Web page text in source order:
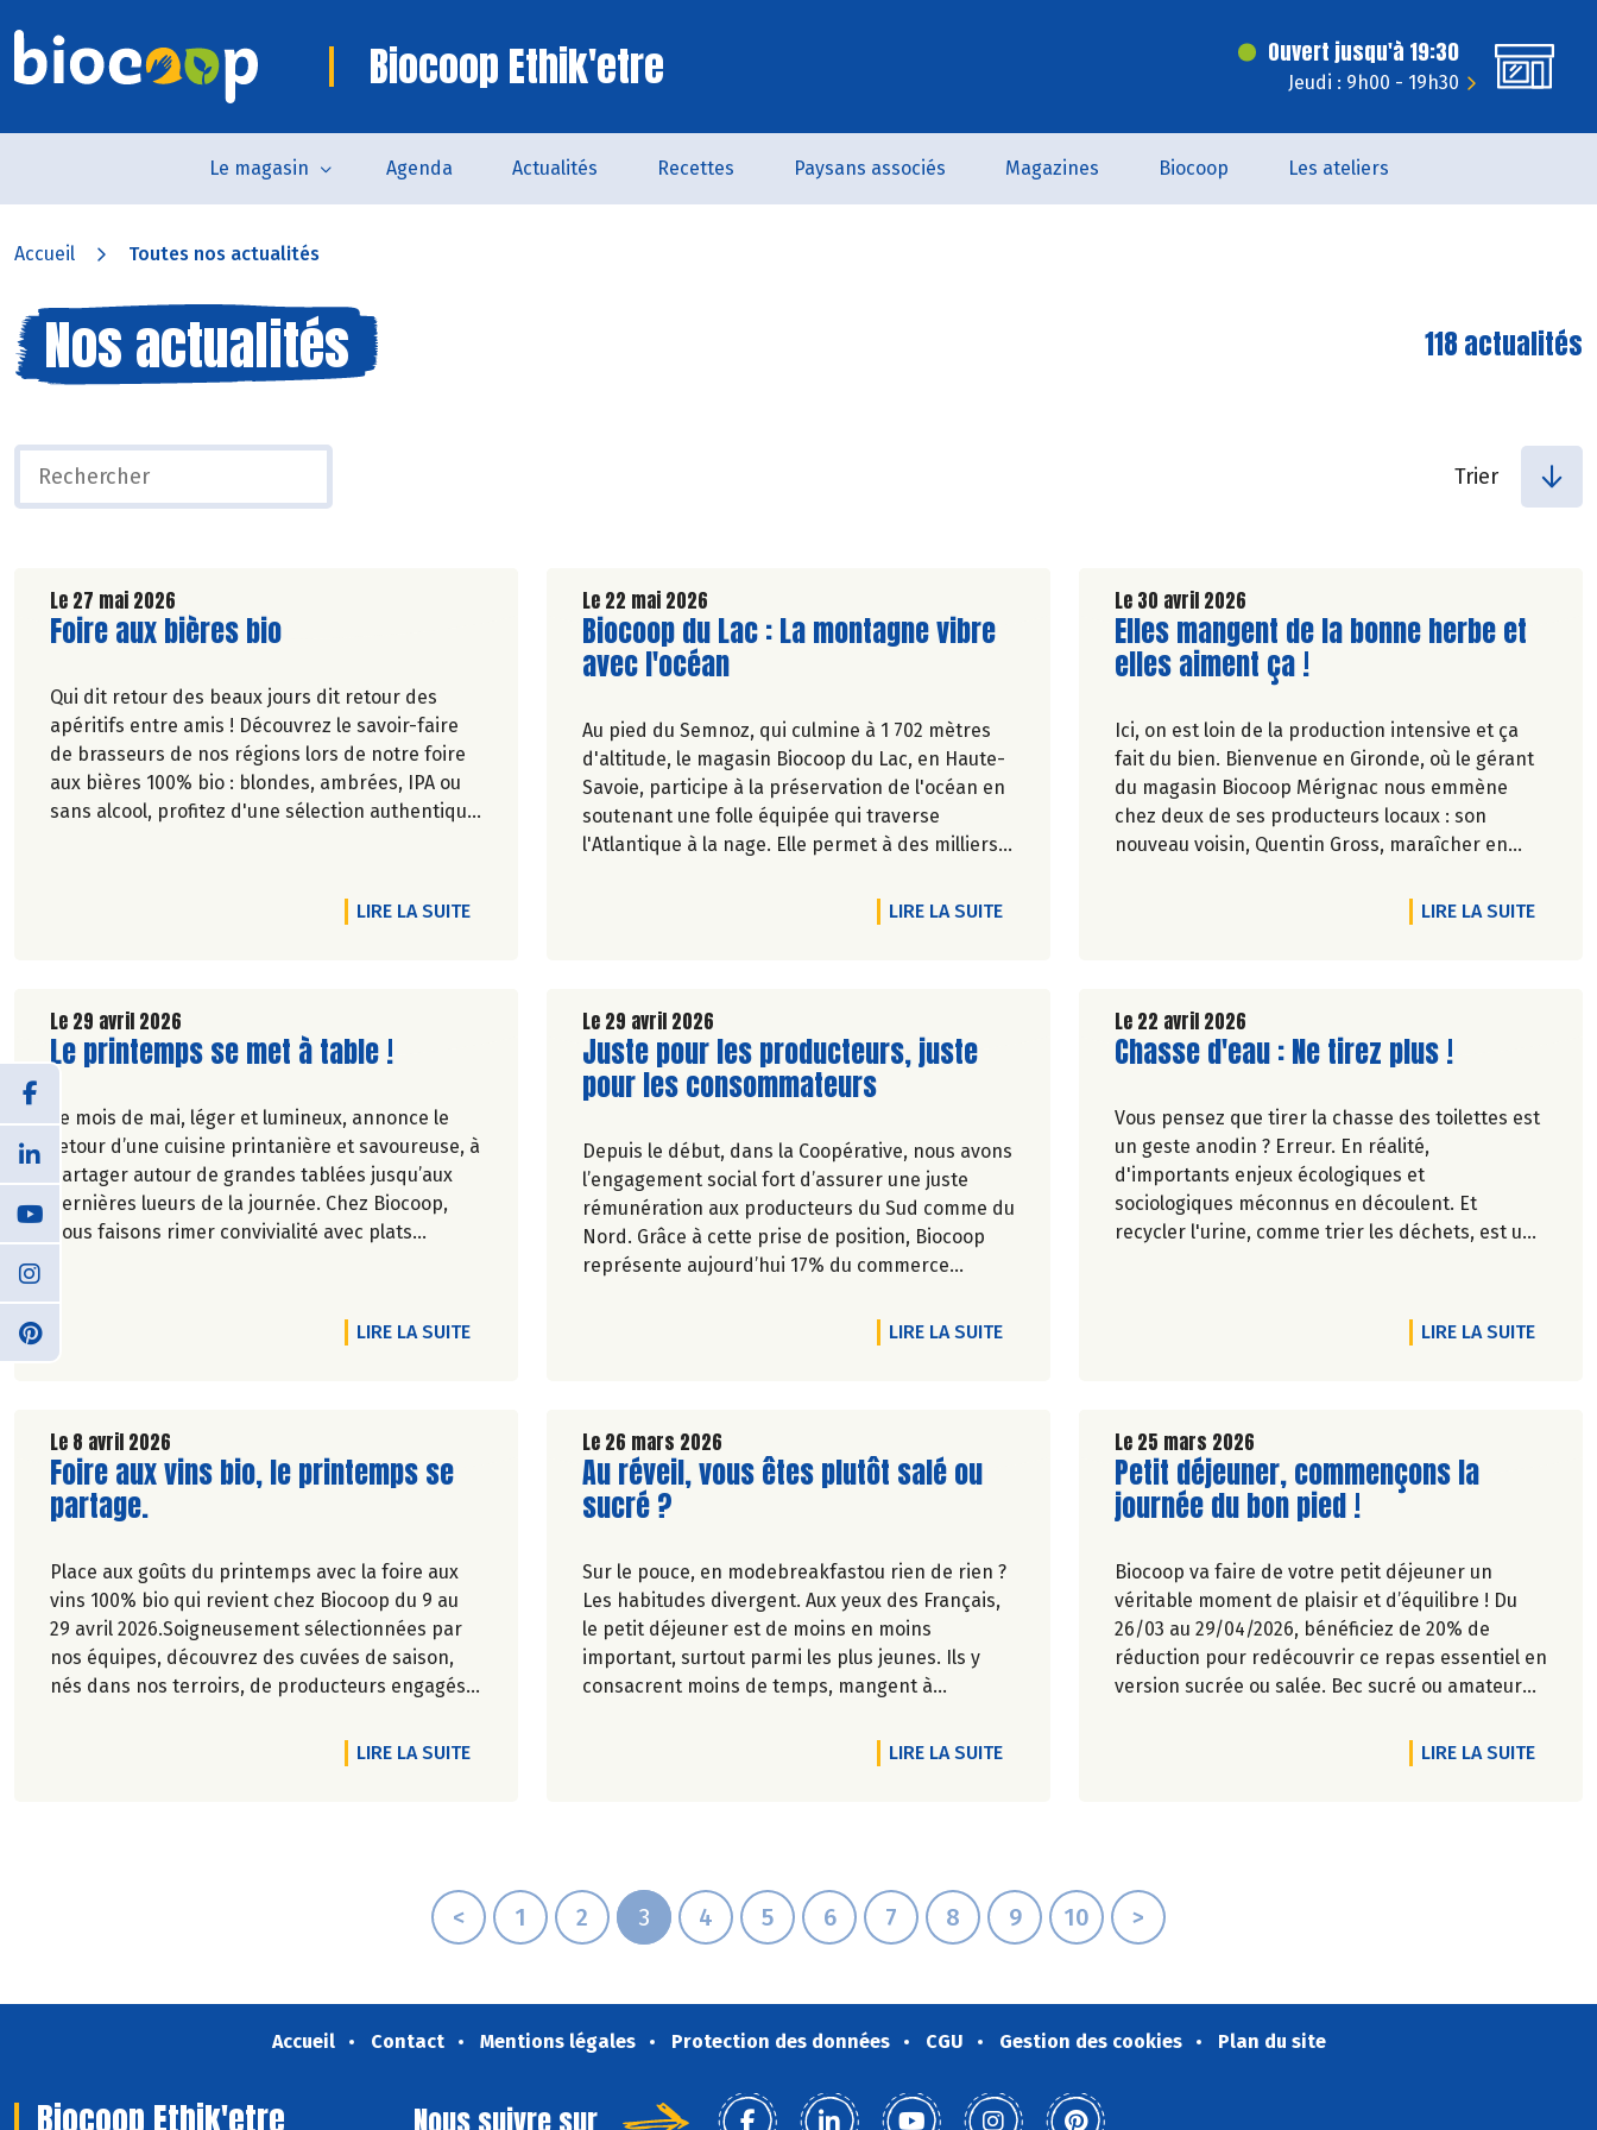
Biocoop Ethik'etre Ouvert jusqu'à 19:30
Jeudi : 9h00 - 19h30
Le magasin Agenda Actualités Recettes Paysans associés Magazines Biocoop Les ateliers
Accueil Toutes nos actualités
Nos actualités 118 actualités
Trier
Le 27 mai 2026
Lire la suite de l'article
Foire aux bières bio
Qui dit retour des beaux jours dit retour des
apéritifs entre amis ! Découvrez le savoir-faire
de brasseurs de nos régions lors de notre foire
aux bières 100% bio : blondes, ambrées, IPA ou
sans alcool, profitez d'une sélection authentique
LIRE LA SUITEDE L'ARTICLE FOIRE AUX BIÈRES BIO
Le 22 mai 2026
Lire la suite de l'article
Biocoop du Lac : La montagne vibre
avec l'océan
Au pied du Semnoz, qui culmine à 1 702 mètres
d'altitude, le magasin Biocoop du Lac, en Haute-
Savoie, participe à la préservation de l'océan en
soutenant une folle équipée qui traverse
l'Atlantique à la nage. Elle permet à des milliers
la vie marine et d'apprendre à la respecter.
LIRE LA SUITEDE L'ARTICLE BIOCOOP DU LAC : LA MONTAGNE VIBRE AVEC L'OCÉAN
Le 30 avril 2026
Lire la suite de l'article
Elles mangent de la bonne herbe et
elles aiment ça !
Ici, on est loin de la production intensive et ça
fait du bien. Bienvenue en Gironde, où le gérant
du magasin Biocoop Mérignac nous emmène
chez deux de ses producteurs locaux : son
nouveau voisin, Quentin Gross, maraîcher en
Jarouilles en polyculture-élevage, près de
Libourne, où Uppercut le bouc nous accueille.
Pascale Solana.
LIRE LA SUITEDE
Le 29 avril 2026
Lire la suite de l'article
Le printemps se met à table !
Le mois de mai, léger et lumineux, annonce le
retour d’une cuisine printanière et savoureuse, à
partager autour de grandes tablées jusqu’aux
dernières lueurs de la journée. Chez Biocoop,
nous faisons rimer convivialité avec plats
sélection printanière jusqu’à -20% du 30/04 au
27/05/2026. Sortez les nappes fleuries, on
LIRE LA SUITEDE L'ARTICLE LE PRINTEMPS SE MET À TABLE !
Le 29 avril 2026
Lire la suite de l'article
Juste pour les producteurs, juste
pour les consommateurs
Depuis le début, dans la Coopérative, nous avons
l’engagement social fort d’assurer une juste
rémunération aux producteurs du Sud comme du
Nord. Grâce à cette prise de position, Biocoop
représente aujourd’hui 17% du commerce
marque Biocoop sont labellisés CE. LIRE LA SUITEDE L'ARTICLE JUSTE POUR LES PRODUCTEURS, JUSTE POUR LES
Le 22 avril 2026
Lire la suite de l'article
Chasse d'eau : Ne tirez plus !
Vous pensez que tirer la chasse des toilettes est
un geste anodin ? Erreur. En réalité,
d'importants enjeux écologiques et
sociologiques méconnus en découlent. Et
recycler l'urine, comme trier les déchets, est une
LIRE LA SUITEDE
Le 8 avril 2026
Lire la suite de l'article
Foire aux vins bio, le printemps se
partage.
Place aux goûts du printemps avec la foire aux
vins 100% bio qui revient chez Biocoop du 9 au
29 avril 2026.Soigneusement sélectionnées par
nos équipes, découvrez des cuvées de saison,
nés dans nos terroirs, de producteurs engagés
LIRE LA SUITEDE L'ARTICLE FOIRE AUX VINS BIO, LE PRINTEMPS SE PARTAGE.
Le 26 mars 2026
Lire la suite de l'article
Au réveil, vous êtes plutôt salé ou
sucré ?
Sur le pouce, en modebreakfastou rien de rien ?
Les habitudes divergent. Aux yeux des Français,
le petit déjeuner est de moins en moins
important, surtout parmi les plus jeunes. Ils y
consacrent moins de temps, mangent à
LIRE LA SUITEDE L'ARTICLE AU RÉVEIL, VOUS ÊTES PLUTÔT SALÉ OU SUCRÉ ?
Le 25 mars 2026
Lire la suite de l'article
Petit déjeuner, commençons la
journée du bon pied !
Biocoop va faire de votre petit déjeuner un
véritable moment de plaisir et d’équilibre ! Du
26/03 au 29/04/2026, bénéficiez de 20% de
réduction pour redécouvrir ce repas essentiel en
version sucrée ou salée. Bec sucré ou amateur
répondons à toutes les envies et tous les modes
de vie. Du choix, du goût, de la qualité… pour
LIRE LA SUITEDE
< 1 2 3 4 5 6 7 8 9 10 >
Accueil Contact Mentions légales Protection des données CGU Gestion des cookies Plan du site
Biocoop Ethik'etre